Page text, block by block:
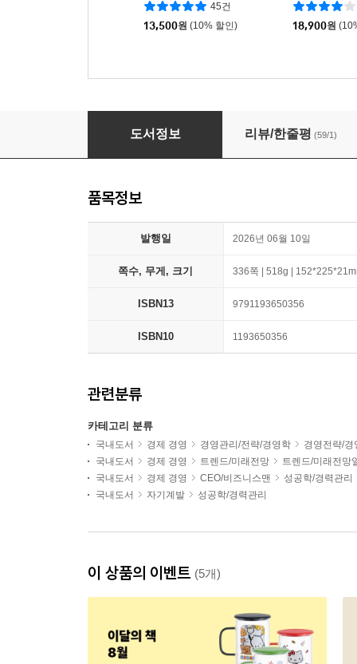
45건
13,500원 (10% 할인) 18,900원
전략적 피벗
도서정보 리뷰/한줄평 (59/1)
품목정보
발행일 2026년 06월 10일
쪽수, 무게, 크기 336쪽 | 518g |
ISBN13 9791193650356
ISBN10 1193650356
관련분류
카테고리 분류
국내도서 경제 경영 경영관리/전략/경영학
경영전략/경
국내도서
경제 경영 트렌드/미래전망
트렌드/미래전망
국내도서
경제 경영 CEO/비즈니스맨
성공학/경력관리
국내도서
자기계발 성공학/경력관리
이 상품의 이벤트 (5개)